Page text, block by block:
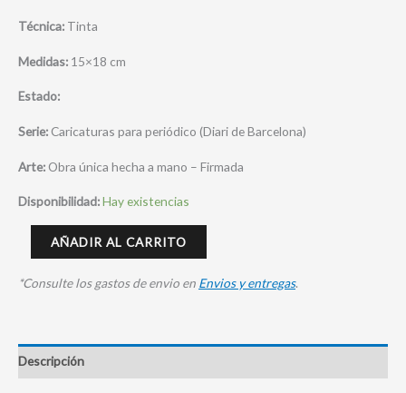
Técnica: Tinta
Medidas: 15×18 cm
Estado:
Serie: Caricaturas para periódico (Diari de Barcelona)
Arte: Obra única hecha a mano – Firmada
Disponibilidad:Hay existencias
AÑADIR AL CARRITO
*Consulte los gastos de envio en Envios y entregas.
Descripción